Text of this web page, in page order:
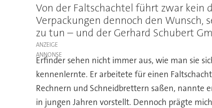
Von der Faltschachtel führt zwar kein
Verpackungen dennoch den Wunsch,
zu tun – und der Gerhard Schubert
ANZEIGE
Erfinder sehen nicht immer aus, wie man sie
kennenlernte. Er arbeitete für einen
Rechnern und Schneidbrettern saßen, nannte
in jungen Jahren vorstellt. Dennoch prägte